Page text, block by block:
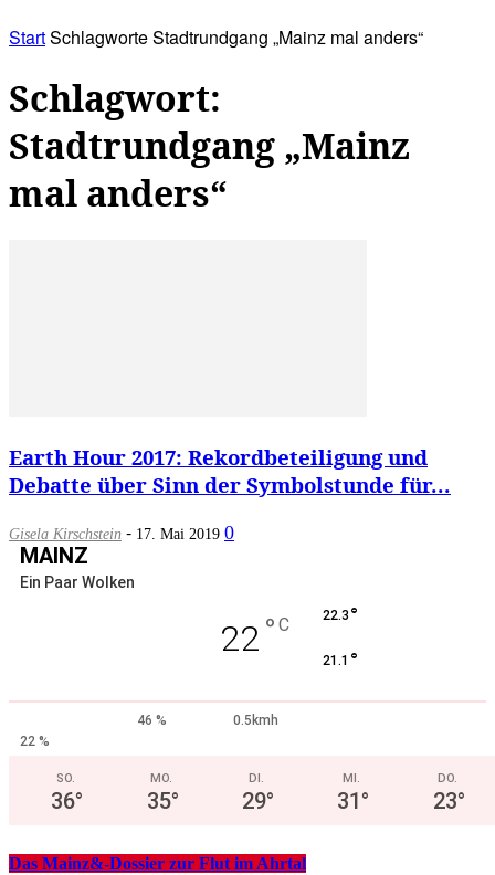
StartSchlagworteStadtrundgang „Mainz mal anders“
Schlagwort:
Stadtrundgang „Mainz
mal anders“
Earth Hour 2017: Rekordbeteiligung und
Debatte über Sinn der Symbolstunde für...
Gisela Kirschstein - 17. Mai 2019 0
MAINZ
Ein Paar Wolken
22 ° C 22.3 °
21.1 °
46 %
0.5kmh
22 %
SO.
36°
MO.
35°
DI.
29°
MI.
31°
DO.
23°
Das Mainz&-Dossier zur Flut im Ahrtal